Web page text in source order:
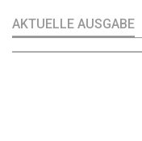
AKTUELLE AUSGABE